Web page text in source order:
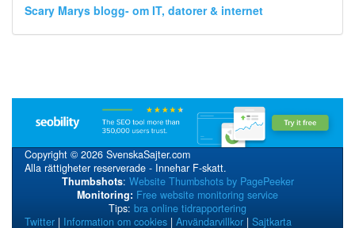
Scary Marys blogg- om IT, datorer & internet
Copyright © 2026 SvenskaSajter.com
Alla rättigheter reserverade - Innehar F-skatt.
Thumbshots: Website Thumbshots by PagePeeker
Monitoring: Free website monitoring service
Tips: bra online tidrapportering
Twitter | Information om cookies | Användarvillkor | Sajtkarta